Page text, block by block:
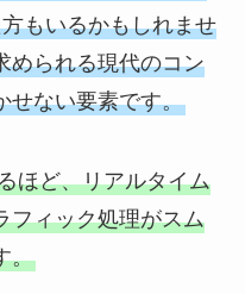
もいるかもしれませ
められる現代のコン
せない要素です。
ほど、リアルタイム
フィック処理がスム
。